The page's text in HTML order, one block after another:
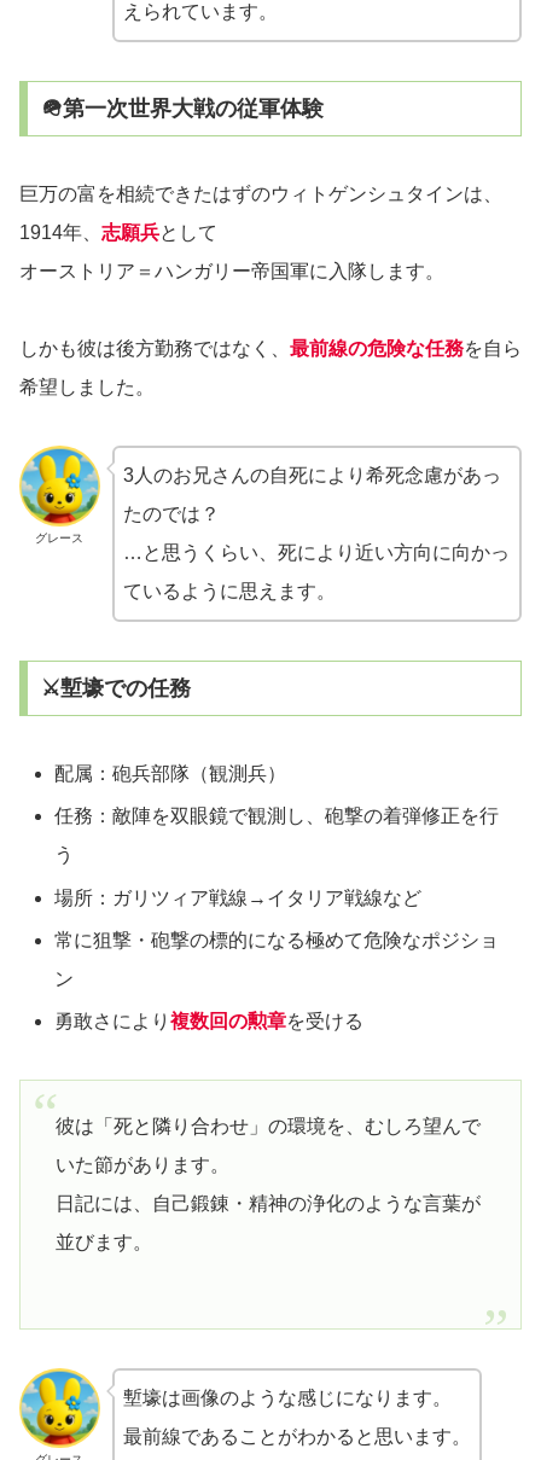
えられています。
🪖第一次世界大戦の従軍体験
巨万の富を相続できたはずのウィトゲンシュタインは、
1914年、 志願兵として
オーストリア＝ハンガリー帝国軍に入隊します。
しかも彼は後方勤務ではなく、 最前線の危険な任務を自ら
希望しました。
グレース
3人のお兄さんの自死により希死念慮があっ
たのでは？
…と思うくらい、死により近い方向に向かっ
ているように思えます。
⚔️塹壕での任務
配属：砲兵部隊（観測兵）
任務：敵陣を双眼鏡で観測し、砲撃の着弾修正を行
う
場所：ガリツィア戦線→イタリア戦線など
常に狙撃・砲撃の標的になる極めて危険なポジショ
ン
勇敢さにより複数回の勲章を受ける
彼は「死と隣り合わせ」の環境を、むしろ望んで
いた節があります。
日記には、自己鍛錬・精神の浄化のような言葉が
並びます。
塹壕は画像のような感じになります。
最前線であることがわかると思います。